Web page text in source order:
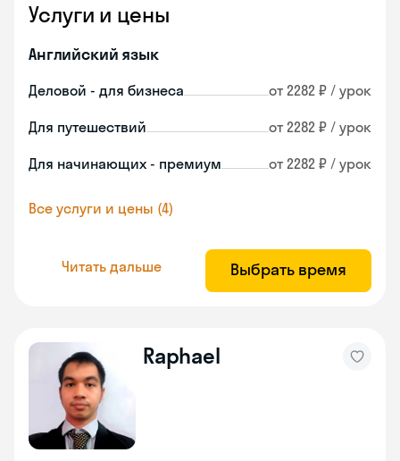
Услуги и цены
Английский язык
Деловой - для бизнеса от 2282 ₽ / урок
Для путешествий от 2282 ₽ / урок
Для начинающих - премиум от 2282 ₽ / урок
Все услуги и цены (4)
Читать дальше Выбрать время
Raphael